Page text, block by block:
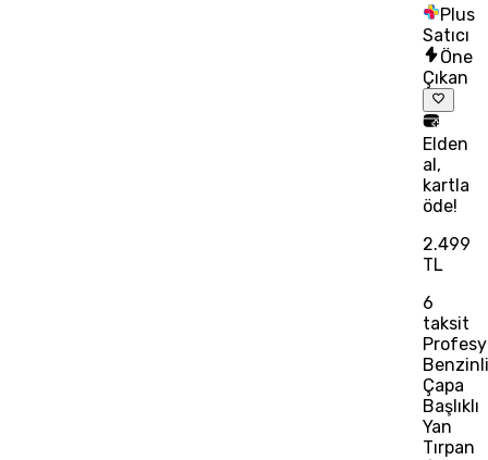
Plus
Satıcı
Öne
Çıkan
Elden
al,
kartla
öde!
2.499
TL
6
taksit
Benzinli
Çapa
Başlıklı
Yan
Tırpan